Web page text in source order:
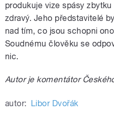
produkuje vize spásy
zdravý. Jeho představitelé
nad tím, co jsou schopni
Soudnému člověku se
nic.
Autor je komentátor
autor: Libor Dvořák